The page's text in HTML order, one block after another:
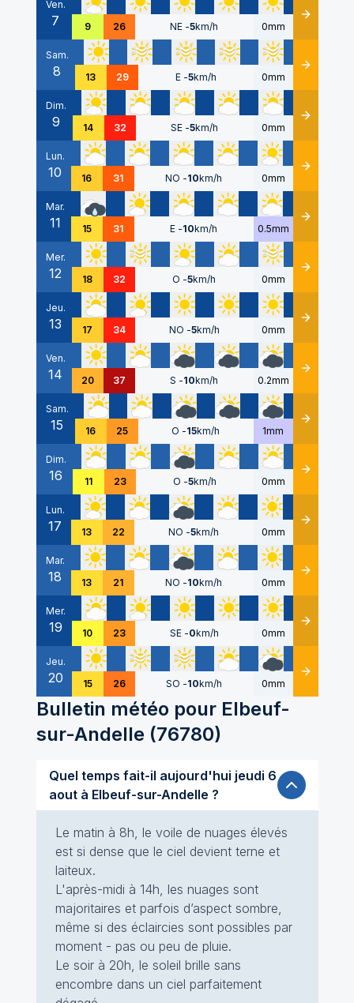
Ven.
7 9 26 NE -5km/h 0mm Détails
Sam.
8 13 29 E -5km/h 0mm Détails
Dim.
9 14 32 SE -5km/h 0mm Détails
Lun.
10 16 31 NO -10km/h 0mm Détails
Mar.
11 15 31 E -10km/h 0.5mm Détails
Mer.
12 18 32 O -5km/h 0mm Détails
Jeu.
13 17 34 NO -5km/h 0mm Détails
Ven.
14 20 37 S -10km/h 0.2mm Détails
Sam.
15 16 25 O -15km/h 1mm Détails
Dim.
16 11 23 O -5km/h 0mm Détails
Lun.
17 13 22 NO -5km/h 0mm Détails
Mar.
18 13 21 NO -10km/h 0mm Détails
Mer.
19 10 23 SE -0km/h 0mm Détails
Jeu.
20 15 26 SO -10km/h 0mm Détails
Bulletin météo pour Elbeuf-
sur-Andelle (76780)
Quel temps fait-il aujourd'hui jeudi 6
aout à Elbeuf-sur-Andelle ?
Le matin à 8h, le voile de nuages élevés
est si dense que le ciel devient terne et
laiteux.
L'après-midi à 14h, les nuages sont
majoritaires et parfois d’aspect sombre,
même si des éclaircies sont possibles par
moment - pas ou peu de pluie.
Le soir à 20h, le soleil brille sans
encombre dans un ciel parfaitement